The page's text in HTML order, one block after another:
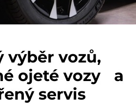
výběr vozů,
ojeté vozy a
servis